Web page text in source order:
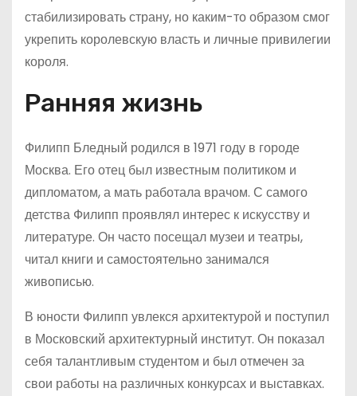
стабилизировать страну, но каким-то образом смог
укрепить королевскую власть и личные привилегии
короля.
Ранняя жизнь
Филипп Бледный родился в 1971 году в городе
Москва. Его отец был известным политиком и
дипломатом, а мать работала врачом. С самого
детства Филипп проявлял интерес к искусству и
литературе. Он часто посещал музеи и театры,
читал книги и самостоятельно занимался
живописью.
В юности Филипп увлекся архитектурой и поступил
в Московский архитектурный институт. Он показал
себя талантливым студентом и был отмечен за
свои работы на различных конкурсах и выставках.